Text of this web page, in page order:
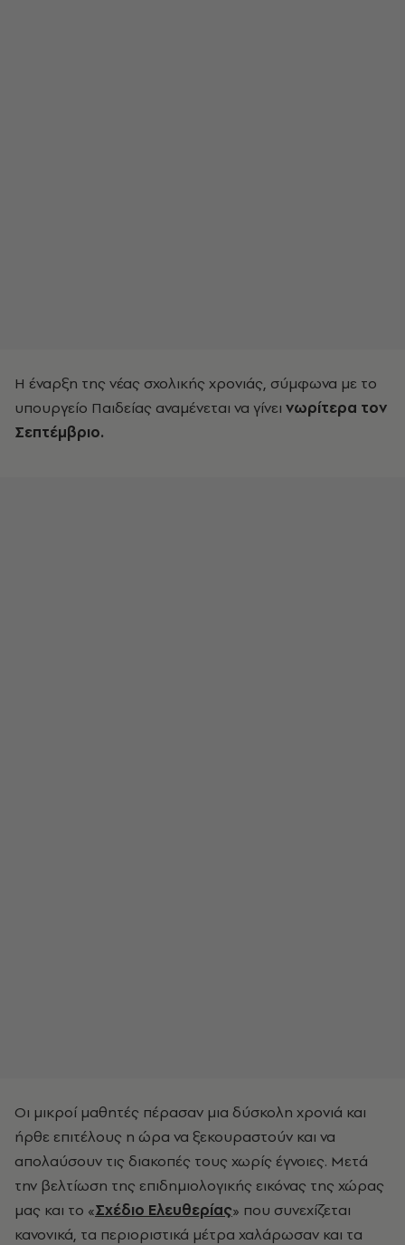
Η έναρξη της νέας σχολικής χρονιάς, σύμφωνα με το
υπουργείο Παιδείας αναμένεται να γίνει νωρίτερα τον
Σεπτέμβριο.
Οι μικροί μαθητές πέρασαν μια δύσκολη χρονιά και
ήρθε επιτέλους η ώρα να ξεκουραστούν και να
απολαύσουν τις διακοπές τους χωρίς έγνοιες. Μετά
την βελτίωση της επιδημιολογικής εικόνας της χώρας
μας και το «Σχέδιο Ελευθερίας» που συνεχίζεται
κανονικά, τα περιοριστικά μέτρα χαλάρωσαν και τα